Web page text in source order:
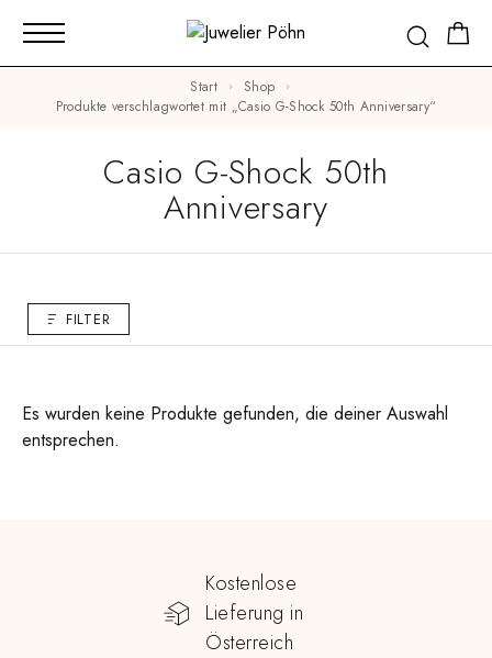
Start
Shop
Produkte verschlagwortet mit „Casio G-Shock 50th Anniversary“
Casio G-Shock 50th
Anniversary
FILTER
Es wurden keine Produkte gefunden, die deiner Auswahl
entsprechen.
Kostenlose
Lieferung in
Österreich